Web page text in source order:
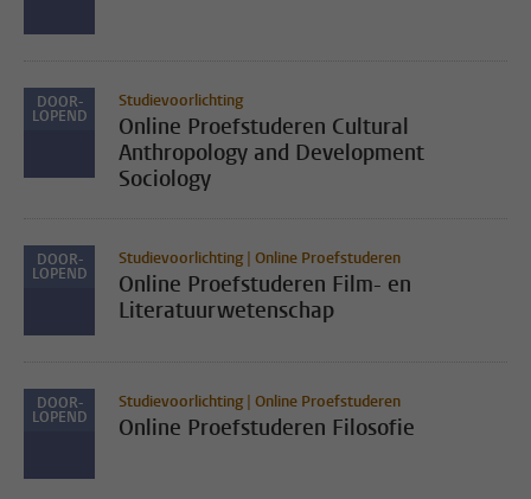
DOOR-
LOPEND
Studievoorlichting
Online Proefstuderen Cultural
Anthropology and Development
Sociology
DOOR-
LOPEND
Studievoorlichting | Online Proefstuderen
Online Proefstuderen Film- en
Literatuurwetenschap
DOOR-
LOPEND
Studievoorlichting | Online Proefstuderen
Online Proefstuderen Filosofie